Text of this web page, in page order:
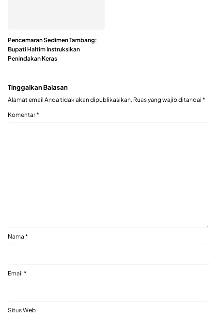
Pencemaran Sedimen Tambang:
Bupati Haltim Instruksikan
Penindakan Keras
Tinggalkan Balasan
Alamat email Anda tidak akan dipublikasikan. Ruas yang wajib ditandai *
Komentar*
Nama *
Email *
Situs Web